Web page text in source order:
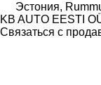
Эстония,
KB AUTO EESTI
Связаться с